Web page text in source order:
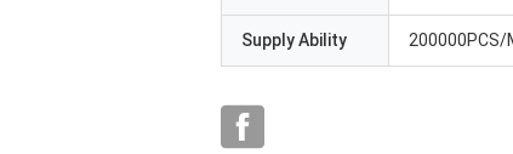
Supply Ability 200000PCS/